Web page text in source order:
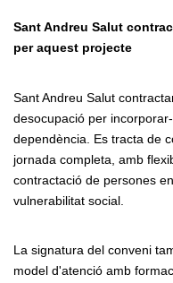
Sant Andreu Salut
per aquest projecte
Sant Andreu Salut
desocupació per
dependència. Es tracta de
jornada completa, amb
contractació de persones
vulnerabilitat social.
La signatura del conveni
model d'atenció amb